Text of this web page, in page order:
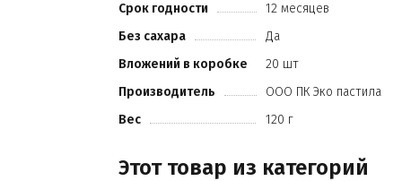
Срок годности
12 месяцев
Без сахара
Да
Вложений в коробке
20 шт
Производитель
ООО ПК Эко пастила
Вес
120 г
Этот товар из категорий